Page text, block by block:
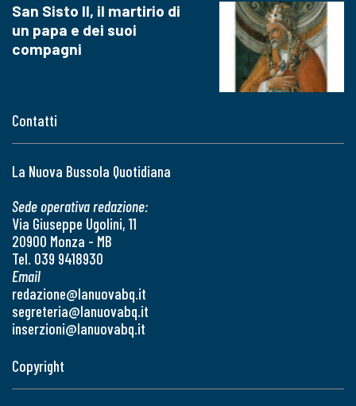
Contatti
La Nuova Bussola Quotidiana
Sede operativa redazione:
Via Giuseppe Ugolini, 11
20900 Monza - MB
Tel. 039 9418930
Email
redazione@lanuovabq.it
segreteria@lanuovabq.it
inserzioni@lanuovabq.it
San Sisto II, il martirio di
un papa e dei suoi
compagni
Copyright